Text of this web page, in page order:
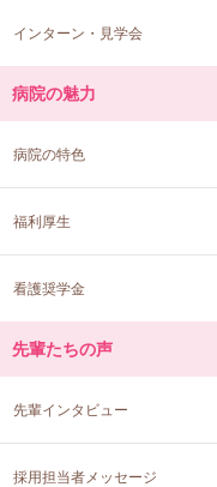
インターン・見学会
病院の魅力
病院の特色
福利厚生
看護奨学金
先輩たちの声
先輩インタビュー
採用担当者メッセージ